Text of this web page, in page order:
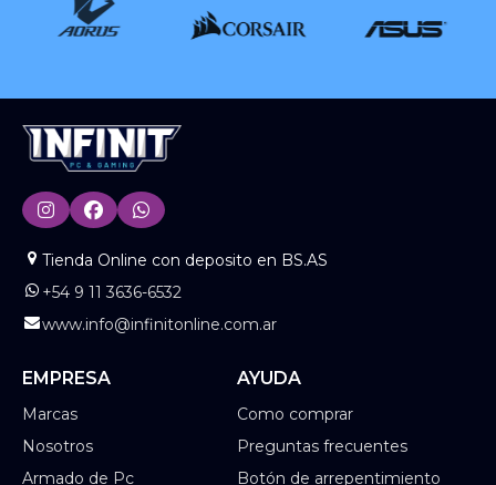
Tienda Online con deposito en BS.AS
+54 9 11 3636-6532
www.info@infinitonline.com.ar
EMPRESA
Marcas
Nosotros
Armado de Pc
AYUDA
Como comprar
Preguntas frecuentes
Botón de arrepentimiento